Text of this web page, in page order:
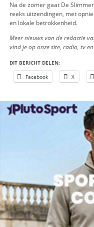
Dit jaar is bovendien
programma viert zijn
coronaperiode, als
bingo in een moeilijke
De Slimmerik uit tot
deelnemers.
Met vragen,
programma door de
seizoen werd er weer
Na de zomer gaat De
reeks uitzendingen,
en lokale
Meer nieuws van de
vind je op onze site,
DIT BERICHT DELEN:
Facebook X